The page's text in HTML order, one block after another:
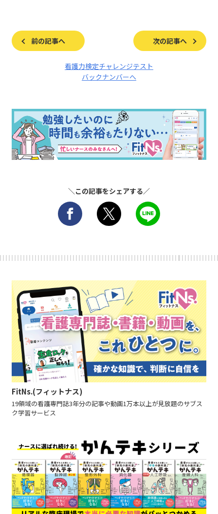
前の記事へ 次の記事へ
看護力検定チャレンジテスト
バックナンバーへ
＼この記事をシェアする／
FitNs.(フィットナス)
19領域の看護専門誌3年分の記事や動画1万本以上が見放題のサブス
ク学習サービス